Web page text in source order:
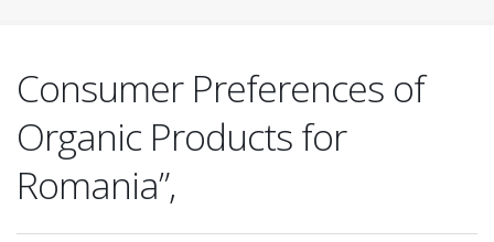
Consumer Preferences of
Organic Products for
Romania”,